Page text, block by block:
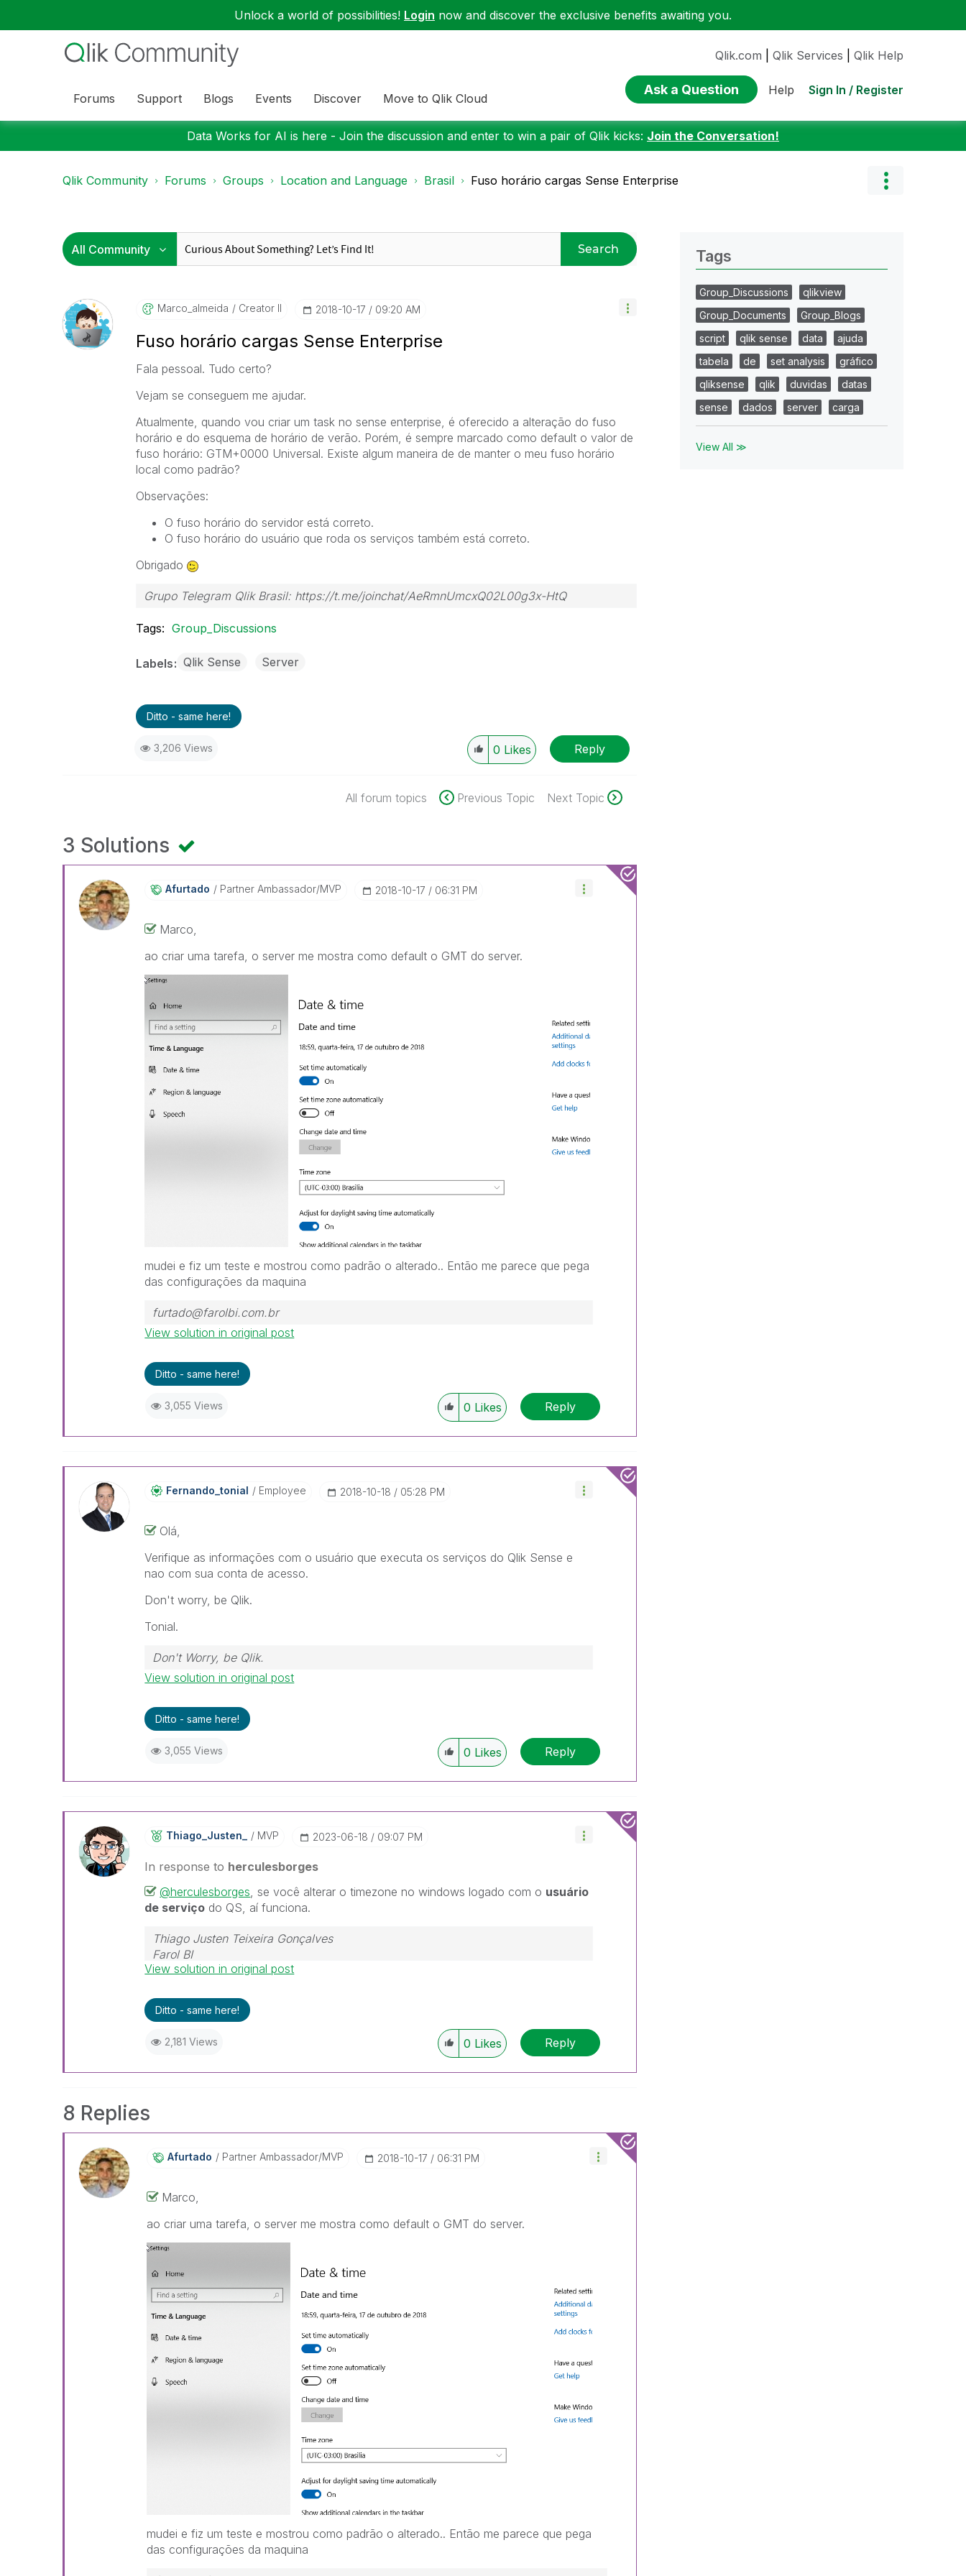
Unlock a world of possibilities! Login now and discover the exclusive benefits awaiting you.
Forums Support Blogs Events Discover Move to Qlik Cloud
Qlik.com Qlik Services Qlik Help
Ask a Question Help Sign In / Register
Data Works for AI is here - Join the discussion and enter to win a pair of Qlik kicks: Join the Conversation!
Qlik Community Forums Groups Location and Language Brasil Fuso horário cargas Sense Enterprise
Search
Marco_almeida Creator II ‎2018-10-17 09:20 AM
Fuso horário cargas Sense Enterprise
Fala pessoal. Tudo certo?
Vejam se conseguem me ajudar.
Atualmente, quando vou criar um task no sense enterprise, é oferecido a alteração do fuso
horário e do esquema de horário de verão. Porém, é sempre marcado como default o valor de
fuso horário: GTM+0000 Universal. Existe algum maneira de de manter o meu fuso horário
local como padrão?
Observações:
O fuso horário do servidor está correto.
O fuso horário do usuário que roda os serviços também está correto.
Obrigado
Grupo Telegram Qlik Brasil: https://t.me/joinchat/AeRmnUmcxQ02L00g3x-HtQ
Tags: Group_Discussions
Labels Qlik Sense Server
Ditto - same here!
3,206 Views 0 Likes Reply
All forum topics Previous Topic Next Topic
3 Solutions
Afurtado Partner Ambassador/MVP ‎2018-10-17 06:31 PM
Marco,
ao criar uma tarefa, o server me mostra como default o GMT do server.
mudei e fiz um teste e mostrou como padrão o alterado.. Então me parece que pega
das configurações da maquina
furtado@farolbi.com.br
View solution in original post
Ditto - same here!
3,055 Views 0 Likes Reply
Fernando_tonial Employee ‎2018-10-18 05:28 PM
Olá,
Verifique as informações com o usuário que executa os serviços do Qlik Sense e
nao com sua conta de acesso.
Don't worry, be Qlik.
Tonial.
Don't Worry, be Qlik.
View solution in original post
Ditto - same here!
3,055 Views 0 Likes Reply
Thiago_Justen_ MVP ‎2023-06-18 09:07 PM
In response to herculesborges
@herculesborges, se você alterar o timezone no windows logado com o usuário
de serviço do QS, aí funciona.
Thiago Justen Teixeira Gonçalves
Farol BI
WhatsApp: 24 98152-1675
View solution in original post
Ditto - same here!
2,181 Views 0 Likes Reply
8 Replies
Afurtado Partner Ambassador/MVP ‎2018-10-17 06:31 PM
Marco,
ao criar uma tarefa, o server me mostra como default o GMT do server.
mudei e fiz um teste e mostrou como padrão o alterado.. Então me parece que pega
das configurações da maquina
Tags
Group_Discussions
qlikview
Group_Documents
Group_Blogs
script
qlik sense data
ajuda
tabela
de set analysis
gráfico
qliksense
qlik duvidas
datas
sense
dados server carga
View All ≫